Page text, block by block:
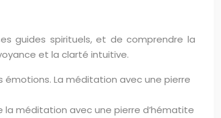
guides spirituels, et de comprendre la
et la clarté intuitive.
La méditation avec une pierre
la méditation avec une pierre d’hématite